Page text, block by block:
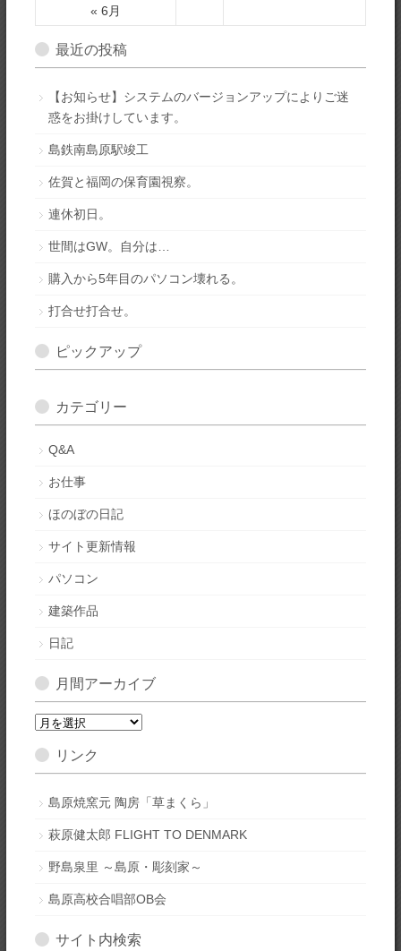
« 6月
最近の投稿
【お知らせ】システムのバージョンアップによりご迷
惑をお掛けしています。
島鉄南島原駅竣工
佐賀と福岡の保育園視察。
連休初日。
世間はGW。自分は…
購入から5年目のパソコン壊れる。
打合せ打合せ。
ピックアップ
カテゴリー
Q&A
お仕事
ほのぼの日記
サイト更新情報
パソコン
建築作品
日記
月間アーカイブ
月
ア
カ
ブ
リンク
島原焼窯元 陶房「草まくら」
萩原健太郎 FLIGHT TO DENMARK
野島泉里 ～島原・彫刻家～
島原高校合唱部OB会
サイト内検索